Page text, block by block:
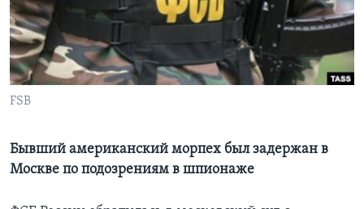
Learning English
СОЦИАЛЬНЫЕ СЕТИ
Языки
FSB
Бывший американский морпех был задержан в
Москве по подозрениям в шпионаже